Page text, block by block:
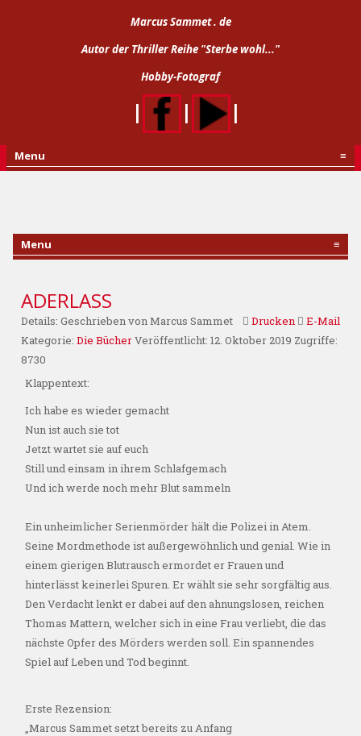
Marcus Sammet . de
Autor der Thriller Reihe "Sterbe wohl..."
Hobby-Fotograf
| | |
Menu ≡
Menu ≡
ADERLASS
Drucken E-Mail
Details: Geschrieben vonMarcus Sammet
Kategorie: Die BücherVeröffentlicht: 12. Oktober 2019 Zugriffe:
8730
Klappentext:
Ich habe es wieder gemacht
Nun ist auch sie tot
Jetzt wartet sie auf euch
Still und einsam in ihrem Schlafgemach
Und ich werde noch mehr Blut sammeln
Ein unheimlicher Serienmörder hält die Polizei in Atem.
Seine Mordmethode ist außergewöhnlich und genial. Wie in
einem gierigen Blutrausch ermordet er Frauen und
hinterlässt keinerlei Spuren. Er wählt sie sehr sorgfältig aus.
Den Verdacht lenkt er dabei auf den ahnungslosen, reichen
Thomas Mattern, welcher sich in eine Frau verliebt, die das
nächste Opfer des Mörders werden soll. Ein spannendes
Spiel auf Leben und Tod beginnt.
Erste Rezension:
„Marcus Sammet setzt bereits zu Anfang